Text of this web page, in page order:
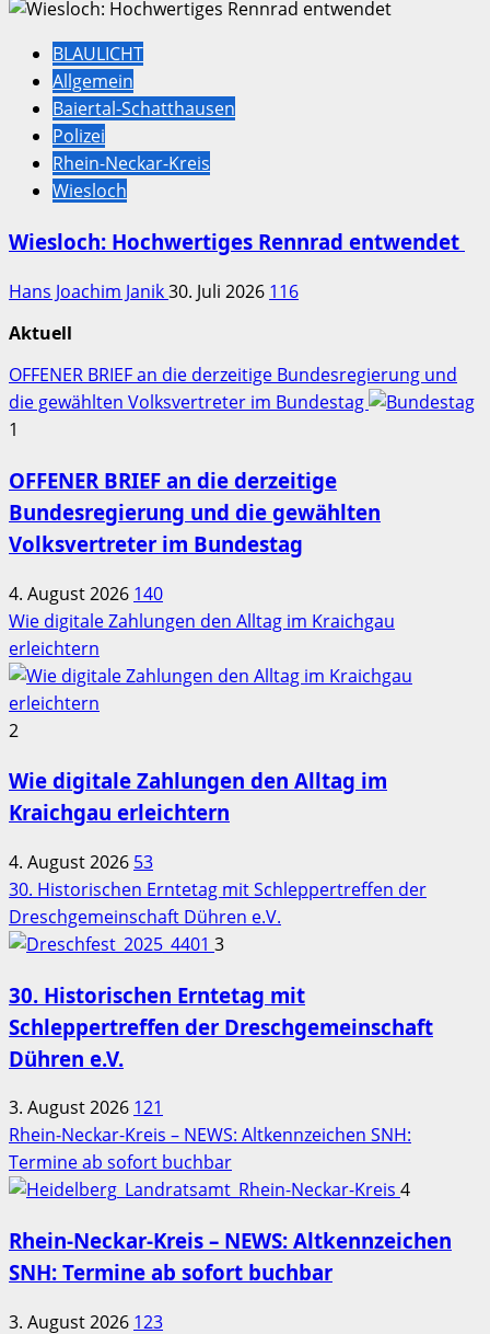
BLAULICHT
Allgemein
Baiertal-Schatthausen
Polizei
Rhein-Neckar-Kreis
Wiesloch
Wiesloch: Hochwertiges Rennrad entwendet
Hans Joachim Janik30. Juli 2026 116
Aktuell
OFFENER BRIEF an die derzeitige Bundesregierung und
die gewählten Volksvertreter im Bundestag
1
OFFENER BRIEF an die derzeitige
Bundesregierung und die gewählten
Volksvertreter im Bundestag
4. August 2026 140
Wie digitale Zahlungen den Alltag im Kraichgau
erleichtern
2
Wie digitale Zahlungen den Alltag im
Kraichgau erleichtern
4. August 2026 53
30. Historischen Erntetag mit Schleppertreffen der
Dreschgemeinschaft Dühren e.V.
3
30. Historischen Erntetag mit
Schleppertreffen der Dreschgemeinschaft
Dühren e.V.
3. August 2026 121
Rhein-Neckar-Kreis – NEWS: Altkennzeichen SNH:
Termine ab sofort buchbar
4
Rhein-Neckar-Kreis – NEWS: Altkennzeichen
SNH: Termine ab sofort buchbar
3. August 2026 123